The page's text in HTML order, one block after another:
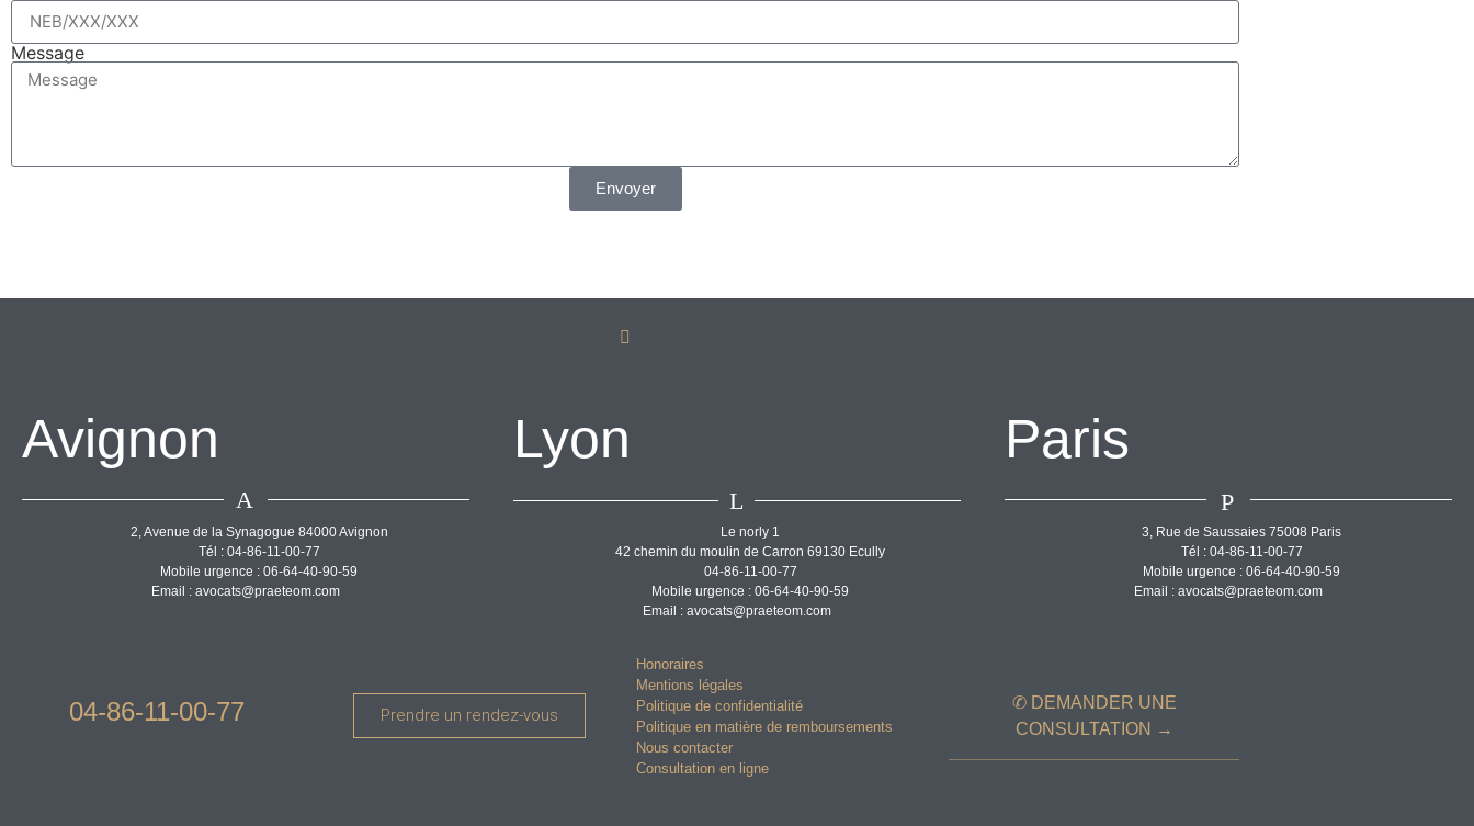
Message
Envoyer
Avignon
A
2, Avenue de la Synagogue 84000 Avignon
Tél : 04-86-11-00-77
Mobile urgence : 06-64-40-90-59
Email : avocats@praeteom.com
Lyon
L
Le norly 1
42 chemin du moulin de Carron 69130 Ecully
04-86-11-00-77
Mobile urgence : 06-64-40-90-59
Email : avocats@praeteom.com
Paris
P
3, Rue de Saussaies 75008 Paris
Tél : 04-86-11-00-77
Mobile urgence : 06-64-40-90-59
Email : avocats@praeteom.com
04-86-11-00-77 Prendre un rendez-vous
Honoraires
Mentions légales
Politique de confidentialité
Politique en matière de remboursements
Nous contacter
Consultation en ligne
✆ DEMANDER UNE
CONSULTATION →